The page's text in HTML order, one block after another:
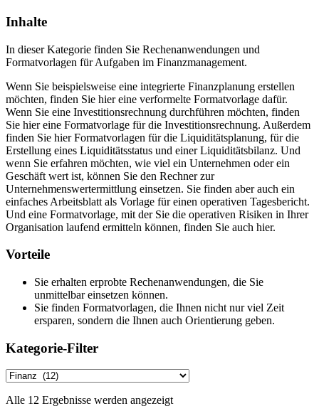
Inhalte
In dieser Kategorie finden Sie Rechenanwendungen und
Formatvorlagen für Aufgaben im Finanzmanagement.
Wenn Sie beispielsweise eine integrierte Finanzplanung erstellen
möchten, finden Sie hier eine verformelte Formatvorlage dafür.
Wenn Sie eine Investitionsrechnung durchführen möchten, finden
Sie hier eine Formatvorlage für die Investitionsrechnung. Außerdem
finden Sie hier Formatvorlagen für die Liquiditätsplanung, für die
Erstellung eines Liquiditätsstatus und einer Liquiditätsbilanz. Und
wenn Sie erfahren möchten, wie viel ein Unternehmen oder ein
Geschäft wert ist, können Sie den Rechner zur
Unternehmenswertermittlung einsetzen. Sie finden aber auch ein
einfaches Arbeitsblatt als Vorlage für einen operativen Tagesbericht.
Und eine Formatvorlage, mit der Sie die operativen Risiken in Ihrer
Organisation laufend ermitteln können, finden Sie auch hier.
Vorteile
Sie erhalten erprobte Rechenanwendungen, die Sie
unmittelbar einsetzen können.
Sie finden Formatvorlagen, die Ihnen nicht nur viel Zeit
ersparen, sondern die Ihnen auch Orientierung geben.
Kategorie-Filter
Alle 12 Ergebnisse werden angezeigt